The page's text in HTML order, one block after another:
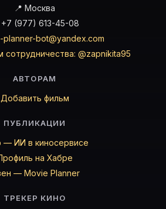
📍 Москва
+7 (977) 613-45-08
planner-bot@yandex.com
сотрудничества: @zapnikita95
АВТОРАМ
Добавить фильм
ПУБЛИКАЦИИ
— ИИ в киносервисе
на Хабре
— Movie Planner
ТРЕКЕР КИНО